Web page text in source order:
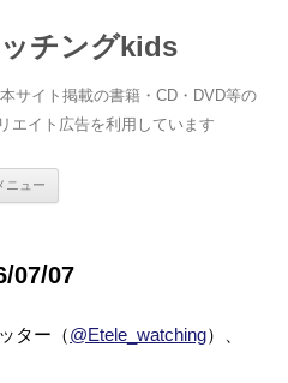
チングkids
サイト掲載の書籍・CD・DVD等の
エイト広告を利用しています
ニュー
へ
ス
プ
07/07
ター（@Etele_watching）、